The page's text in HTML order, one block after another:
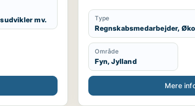
mv.
Type
Regnskabsmedarbejder,
Område
Fyn, Jylland
Mere